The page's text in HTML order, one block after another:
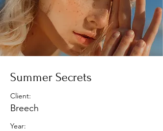
Summer Secrets
Client:
Breech
Year: